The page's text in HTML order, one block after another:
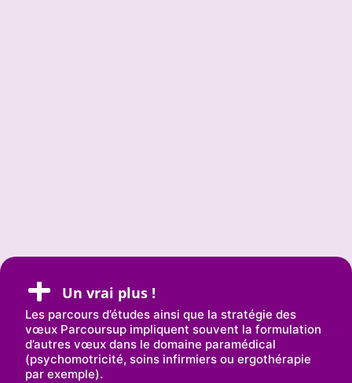
 Un vrai plus !
Les parcours d’études ainsi que la stratégie des
vœux Parcoursup impliquent souvent la formulation
d’autres vœux dans le domaine paramédical
(psychomotricité, soins infirmiers ou ergothérapie
par exemple).